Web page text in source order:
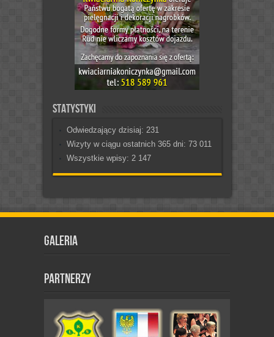
Statystyki
Odwiedzający dzisiaj: 231
Wizyty w ciągu ostatnich 365 dni: 73 011
Wszystkie wpisy: 2 147
Galeria
Partnerzy